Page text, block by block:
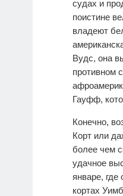
судах и
поистине
владеют
Вудс, она
противном
Гауфф,
Конечно,
Корт или
более чем
удачное
январе,
кортах